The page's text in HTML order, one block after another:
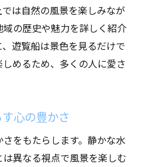
は自然の風景を楽しみなが
の歴史や魅力を詳しく紹介
遊覧船は景色を見るだけで
めるため、多くの人に愛さ
心の豊かさ
をもたらします。静かな水
異なる視点で風景を楽しむ